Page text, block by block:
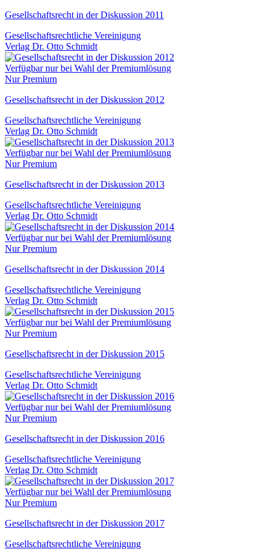
Gesellschaftsrecht in der Diskussion 2011
Gesellschaftsrechtliche Vereinigung
Verlag Dr. Otto Schmidt
Verfügbar nur bei Wahl der Premiumlösung
Nur Premium
Gesellschaftsrecht in der Diskussion 2012
Gesellschaftsrechtliche Vereinigung
Verlag Dr. Otto Schmidt
Verfügbar nur bei Wahl der Premiumlösung
Nur Premium
Gesellschaftsrecht in der Diskussion 2013
Gesellschaftsrechtliche Vereinigung
Verlag Dr. Otto Schmidt
Verfügbar nur bei Wahl der Premiumlösung
Nur Premium
Gesellschaftsrecht in der Diskussion 2014
Gesellschaftsrechtliche Vereinigung
Verlag Dr. Otto Schmidt
Verfügbar nur bei Wahl der Premiumlösung
Nur Premium
Gesellschaftsrecht in der Diskussion 2015
Gesellschaftsrechtliche Vereinigung
Verlag Dr. Otto Schmidt
Verfügbar nur bei Wahl der Premiumlösung
Nur Premium
Gesellschaftsrecht in der Diskussion 2016
Gesellschaftsrechtliche Vereinigung
Verlag Dr. Otto Schmidt
Verfügbar nur bei Wahl der Premiumlösung
Nur Premium
Gesellschaftsrecht in der Diskussion 2017
Gesellschaftsrechtliche Vereinigung